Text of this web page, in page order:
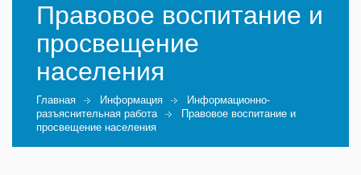
Правовое воспитание и
просвещение
населения
Главная Информация
Информационно-
разъяснительная работа
Правовое воспитание и
просвещение населения